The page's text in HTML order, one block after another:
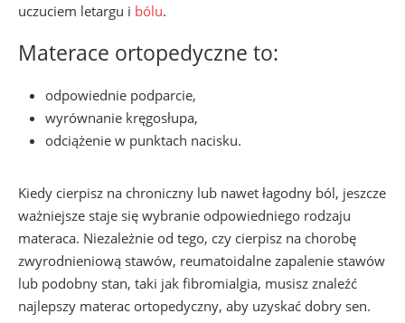
uczuciem letargu i bólu.
Materace ortopedyczne to:
odpowiednie podparcie,
wyrównanie kręgosłupa,
odciążenie w punktach nacisku.
Kiedy cierpisz na chroniczny lub nawet łagodny ból, jeszcze
ważniejsze staje się wybranie odpowiedniego rodzaju
materaca. Niezależnie od tego, czy cierpisz na chorobę
zwyrodnieniową stawów, reumatoidalne zapalenie stawów
lub podobny stan, taki jak fibromialgia, musisz znaleźć
najlepszy materac ortopedyczny, aby uzyskać dobry sen.